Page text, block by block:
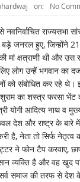
on: No
से नवनिर्वाचित
जनरल हुए, जिन्होंने 21
मां क्षत्राणी थी और
लोग उन्हें भगवान का
को संबोधित कर रहे थे।
का शस्त्र फरसा भेंट
योगी आदित्य नाथ व
देश और राष्ट्र के बारे में
है, नेता तो सिर्फ
ने फोन टैप करवाए,
व्यक्ति है और वह खुद
समाज की तरफ से देश के